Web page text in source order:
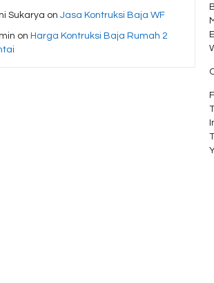
Sukarya on Jasa Kontruksi Baja WF
on Harga Kontruksi Baja Rumah 2